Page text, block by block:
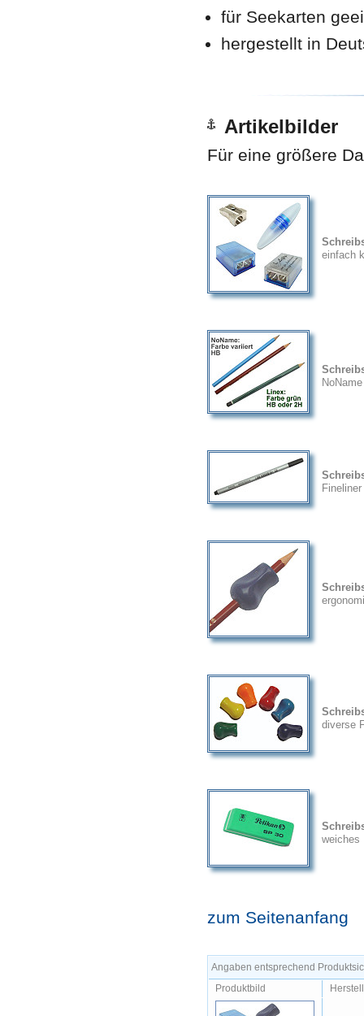
für Seekarten
hergestellt in
Artikelbilder
Für eine größere
einfach
diverse
weiches
zum Seitenanfang
Angaben entsprechend
Produktbild